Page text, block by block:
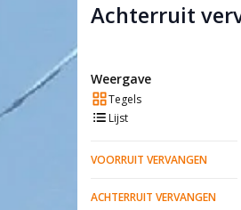
Achterruit
Weergave
Tegels
Lijst
VOORRUIT VERVANGEN
ACHTERRUIT VERVANGEN